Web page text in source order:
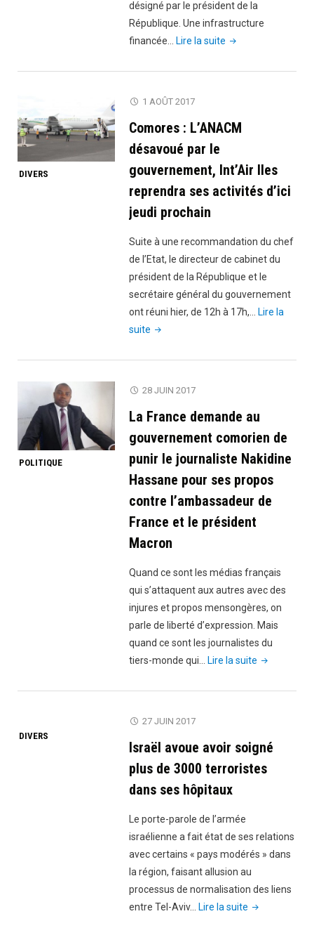
désigné par le président de la
République. Une infrastructure
financée…
Lire la suite "Comores:
Bambao
ses
dès
vendredi"
DIVERS
1 AOÛT 2017
Comores : L’ANACM
désavoué par le
gouvernement, Int’Air Iles
reprendra ses activités d’ici
jeudi prochain
Suite à une recommandation du chef
de l’Etat, le directeur de cabinet du
président de la République et le
secrétaire général du gouvernement
ont réuni hier, de 12h à 17h,…
Lire la
suite "Comores
L’ANACM
le
gouvernement,
Int’Air
reprendra
ses
activités
d’ici
prochain"
POLITIQUE
28 JUIN 2017
La France demande au
gouvernement comorien de
punir le journaliste Nakidine
Hassane pour ses propos
contre l’ambassadeur de
France et le président
Macron
Quand ce sont les médias français
qui s’attaquent aux autres avec des
injures et propos mensongères, on
parle de liberté d’expression. Mais
quand ce sont les journalistes du
tiers-monde qui…
Lire la suite "La
demande
comorien
de
Nakidine
Hassane
ses
propos
DIVERS
27 JUIN 2017
Israël avoue avoir soigné
plus de 3000 terroristes
dans ses hôpitaux
Le porte-parole de l’armée
israélienne a fait état de ses relations
avec certains « pays modérés » dans
la région, faisant allusion au
processus de normalisation des liens
entre Tel-Aviv…
Lire la suite "Israël